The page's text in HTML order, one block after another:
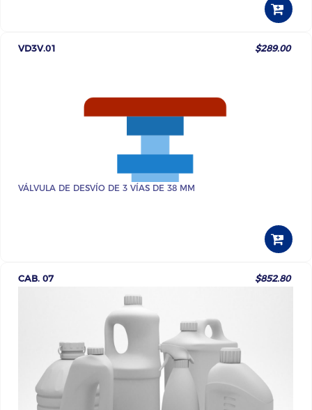
VD3V.01 $289.00
VÁLVULA DE DESVÍO DE 3 VÍAS DE 38 MM
CAB. 07 $852.80